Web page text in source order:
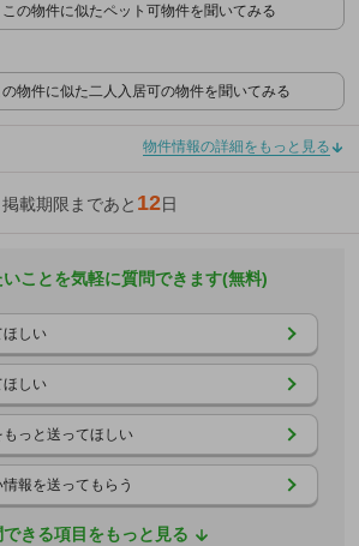
この物件に似たペット可物件を聞いてみる
の物件に似た二人入居可の物件を聞いてみる
物件情報の詳細をもっと見る
掲載期限まであと 12日
ことを気軽に質問できます(無料)
ほしい
ほしい
っと送ってほしい
報を送ってもらう
きる項目をもっと見る